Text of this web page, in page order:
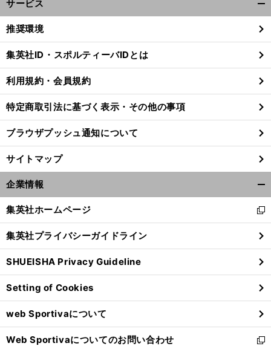
サービス
閉
る
推奨環境
集英社ID・スポルティーバIDとは
利用規約・会員規約
特定商取引法に基づく表示・その他の事項
ブラウザプッシュ通知について
サイトマップ
企業情報
閉
る
集英社ホームページ
新
し
い
ウ
ィ
ン
ド
ウ
で
開
く
集英社プライバシーガイドライン
SHUEISHA Privacy Guideline
Setting of Cookies
web Sportivaについて
Web Sportivaについてのお問い合わせ
新